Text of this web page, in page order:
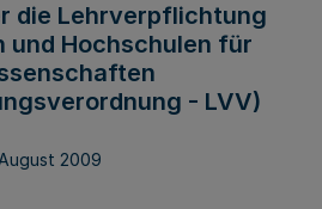
die Lehrverpflichtung
und Hochschulen für
- LVV)
2009